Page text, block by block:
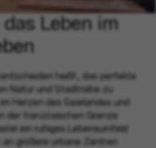
Leben im
entscheiden heißt, das perfekte
Natur und Stadtnähe zu
Herzen des Saarlandes und
der französischen Grenze
ein ruhiges Lebensumfeld
größere urbane Zentren